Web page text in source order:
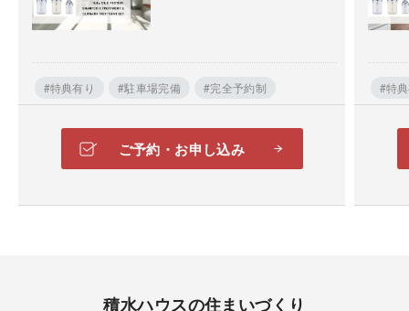
#特典有り #駐車場完備 #完全予約制
ご予約・お申し込み
#特
積水ハウスの住まいづくり